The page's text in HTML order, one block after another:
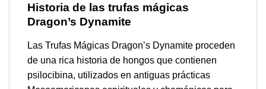
Historia de las trufas mágicas
Dragon’s Dynamite
Las Trufas Mágicas Dragon’s Dynamite proceden
de una rica historia de hongos que contienen
psilocibina, utilizados en antiguas prácticas